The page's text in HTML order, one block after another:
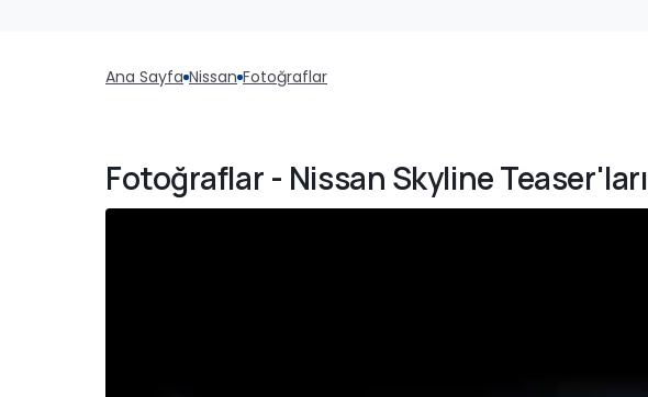
Ana Sayfa Nissan Fotoğraflar
Fotoğraflar - Nissan Skyline Teaser'ları